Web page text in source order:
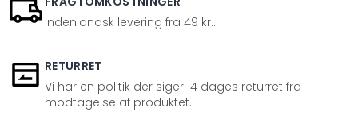
Indenlandsk levering fra 49 kr..
RETURRET
Vi har en politik der siger 14 dages returret fra
modtagelse af produktet.